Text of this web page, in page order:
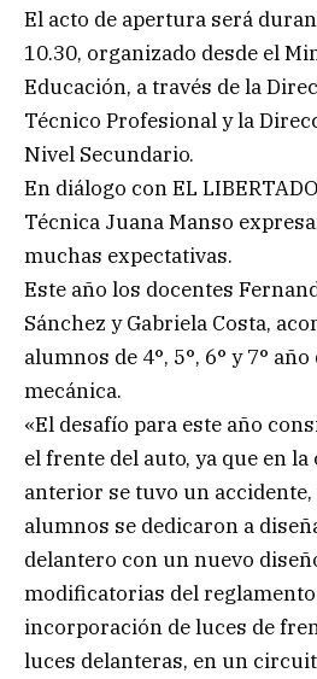
El acto de apertura será
10.30, organizado desde el
Educación, a través de la
Técnico Profesional y la
Nivel Secundario.
En diálogo con EL
Técnica Juana Manso
muchas expectativas.
Este año los docentes
Sánchez y Gabriela Costa,
alumnos de 4°, 5°, 6° y 7°
mecánica.
«El desafío para este año
el frente del auto, ya que en
anterior se tuvo un
alumnos se dedicaron a
delantero con un nuevo
modificatorias del
incorporación de luces de
luces delanteras, en un